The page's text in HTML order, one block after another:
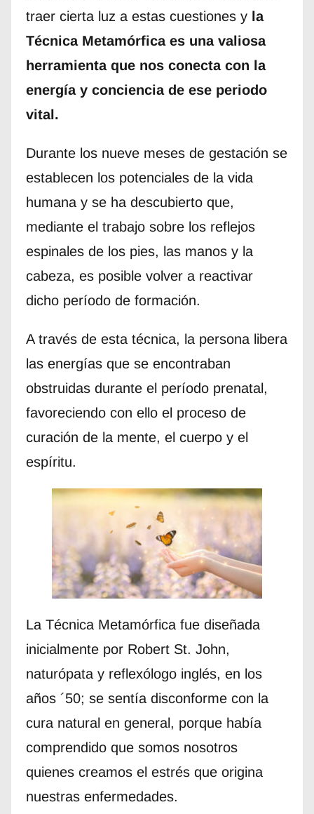
traer cierta luz a estas cuestiones y la
Técnica Metamórfica es una valiosa
herramienta que nos conecta con la
energía y conciencia de ese periodo
vital.
Durante los nueve meses de gestación se
establecen los potenciales de la vida
humana y se ha descubierto que,
mediante el trabajo sobre los reflejos
espinales de los pies, las manos y la
cabeza, es posible volver a reactivar
dicho período de formación.
A través de esta técnica, la persona libera
las energías que se encontraban
obstruidas durante el período prenatal,
favoreciendo con ello el proceso de
curación de la mente, el cuerpo y el
espíritu.
La Técnica Metamórfica fue diseñada
inicialmente por Robert St. John,
naturópata y reflexólogo inglés, en los
años ´50; se sentía disconforme con la
cura natural en general, porque había
comprendido que somos nosotros
quienes creamos el estrés que origina
nuestras enfermedades.